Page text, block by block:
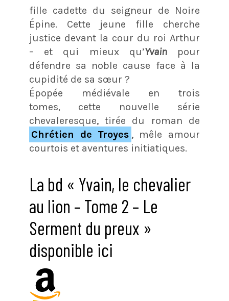
fille cadette du seigneur de Noire
Épine. Cette jeune fille cherche
justice devant la cour du roi Arthur
– et qui mieux qu’Yvainpour
défendre sa noble cause face à la
cupidité de sa sœur ?
Épopée médiévale en trois
tomes, cette nouvelle série
chevaleresque, tirée du roman de
Chrétien de Troyes , mêle amour
courtois et aventures initiatiques.
La bd « Yvain, le chevalier
au lion – Tome 2 – Le
Serment du preux »
disponible ici